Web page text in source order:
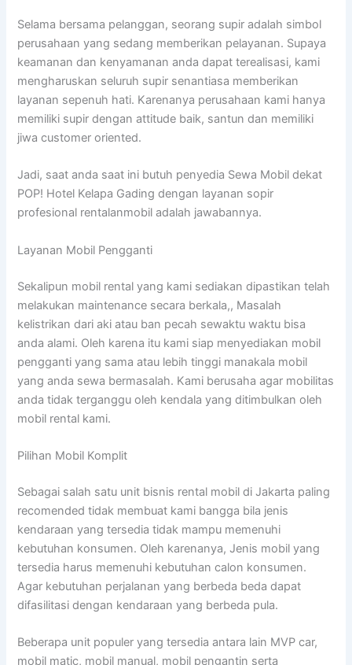
Selama bersama pelanggan, seorang supir adalah simbol
perusahaan yang sedang memberikan pelayanan. Supaya
keamanan dan kenyamanan anda dapat terealisasi, kami
mengharuskan seluruh supir senantiasa memberikan
layanan sepenuh hati. Karenanya perusahaan kami hanya
memiliki supir dengan attitude baik, santun dan memiliki
jiwa customer oriented.
Jadi, saat anda saat ini butuh penyedia Sewa Mobil dekat
POP! Hotel Kelapa Gading dengan layanan sopir
profesional rentalanmobil adalah jawabannya.
Layanan Mobil Pengganti
Sekalipun mobil rental yang kami sediakan dipastikan telah
melakukan maintenance secara berkala,, Masalah
kelistrikan dari aki atau ban pecah sewaktu waktu bisa
anda alami. Oleh karena itu kami siap menyediakan mobil
pengganti yang sama atau lebih tinggi manakala mobil
yang anda sewa bermasalah. Kami berusaha agar mobilitas
anda tidak terganggu oleh kendala yang ditimbulkan oleh
mobil rental kami.
Pilihan Mobil Komplit
Sebagai salah satu unit bisnis rental mobil di Jakarta paling
recomended tidak membuat kami bangga bila jenis
kendaraan yang tersedia tidak mampu memenuhi
kebutuhan konsumen. Oleh karenanya, Jenis mobil yang
tersedia harus memenuhi kebutuhan calon konsumen.
Agar kebutuhan perjalanan yang berbeda beda dapat
difasilitasi dengan kendaraan yang berbeda pula.
Beberapa unit populer yang tersedia antara lain MVP car,
mobil matic, mobil manual, mobil pengantin serta